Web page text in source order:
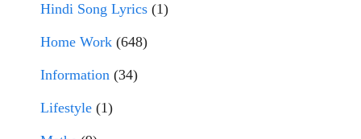
Hindi Song Lyrics (1)
Home Work (648)
Information (34)
Lifestyle (1)